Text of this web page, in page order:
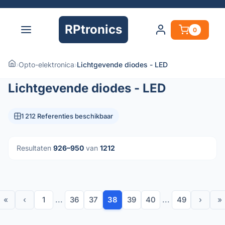
RPtronics 0
›Opto-elektronica›Lichtgevende diodes - LED
Lichtgevende diodes - LED
1 212 Referenties beschikbaar
Resultaten 926–950 van 1212
« ‹ 1 ... 36 37 38 39 40 ... 49 › »